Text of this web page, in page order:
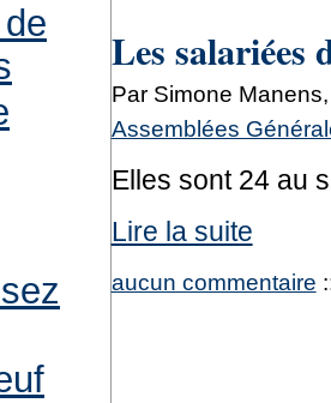
Les salariées
Par Simone
Assemblées
Elles sont 24 au
Lire la suite
aucun commentaire